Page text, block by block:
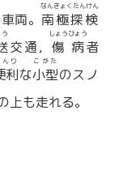
両。 南極探検
なんきょくたんけん
交通， 傷病
しょうびょう
者
利
り
な小型
こがた
のスノ
上も走れる。